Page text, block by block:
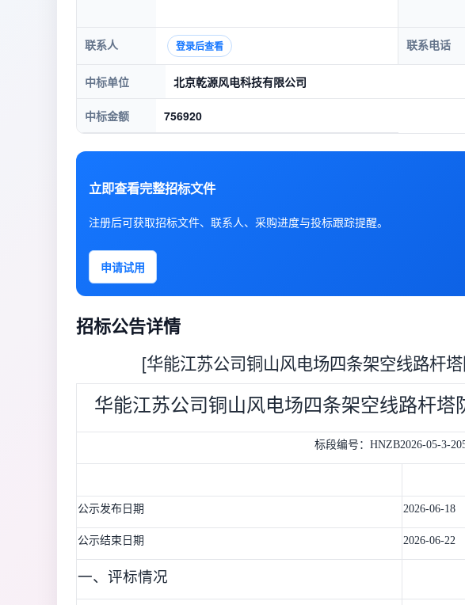
联系人 登录后查看 联系电话
中标单位 北京乾源风电科技有限公司
中标金额 756920
立即查看完整招标文件
注册后可获取招标文件、联系人、采购进度与投标跟踪提醒。
申请试用
招标公告详情
[华能江苏公司铜山风电场四条架空线路杆
华能江苏公司铜山风电场四条架空线路杆塔
标段编号： HNZB2026-05-3-
公示发布日期 2026-06-18
公示结束日期 2026-06-22
一、评标情况